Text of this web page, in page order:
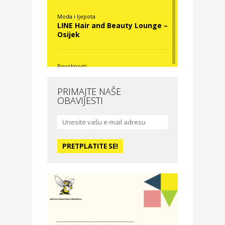
Moda i ljepota
LINE Hair and Beauty Lounge –
Osijek
Povoljnosti
Moda i ljepota
studio – Osijek
Zdravlje i osiguranje
PRIMAJTE NAŠE
OBAVIJESTI